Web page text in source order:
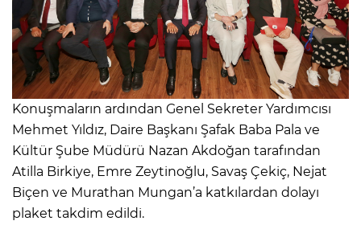
Konuşmaların ardından Genel Sekreter Yardımcısı
Mehmet Yıldız, Daire Başkanı Şafak Baba Pala ve
Kültür Şube Müdürü Nazan Akdoğan tarafından
Atilla Birkiye, Emre Zeytinoğlu, Savaş Çekiç, Nejat
Biçen ve Murathan Mungan’a katkılardan dolayı
plaket takdim edildi.